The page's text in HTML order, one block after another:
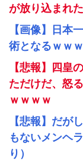
が放り込まれ
【画像】日本
術となるｗｗ
【悲報】四皇
ただけだ、怒
ｗｗｗｗ
【悲報】だが
もないメンヘ
り）